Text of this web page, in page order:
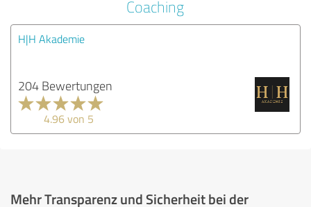
Coaching
H|H Akademie
204 Bewertungen
4.96 von 5
Mehr Transparenz und Sicherheit bei der